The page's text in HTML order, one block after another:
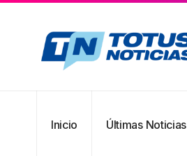
Inicio Últimas Noticias